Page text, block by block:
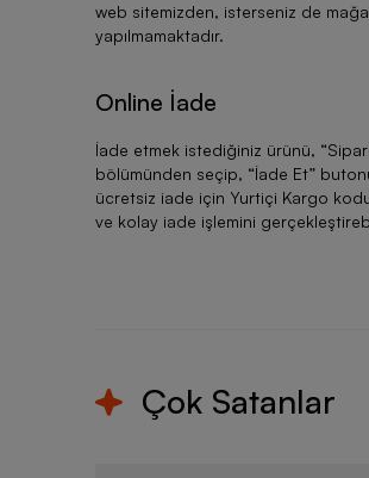
web sitemizden, isterseniz de
yapılmamaktadır.
Online İade
İade etmek istediğiniz ürünü, “
bölümünden seçip, “İade Et”
ücretsiz iade için Yurtiçi Kargo
ve kolay iade işlemini
Çok Satanlar